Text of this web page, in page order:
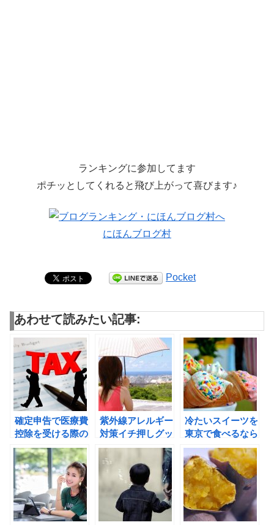
ランキングに参加してます
ポチッとしてくれると飛び上がって喜びます♪
にほんブログ村
Pocket
あわせて読みたい記事:
確定申告で医療費
控除を受ける際の
必要書類は？
紫外線アレルギー
対策イチ押しグッ
ズは！？
冷たいスイーツを
東京で食べるなら
絶対コレ！